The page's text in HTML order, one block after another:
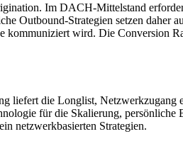
Im DACH-Mittelstand
Outbound-Strategien setzen
kommuniziert wird. Die Conversion
liefert die Longlist,
für die Skalierung, persönliche
netzwerkbasierten Strategien.